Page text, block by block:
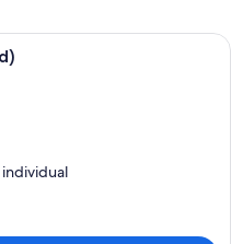
sala de estar moderna con un
individual